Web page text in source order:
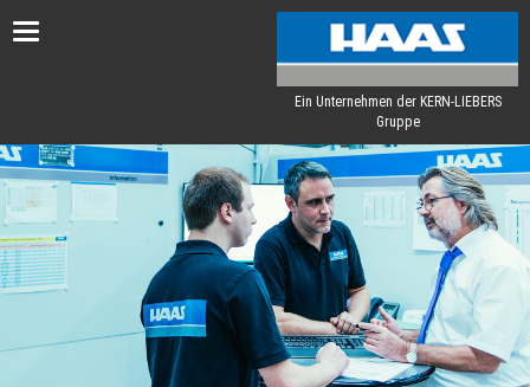
Toggle
Ein Unternehmen der KERN-LIEBERS
Gruppe